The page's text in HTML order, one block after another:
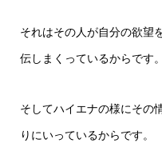
それはその人が自分の欲望
伝しまくっているからです。
そしてハイエナの様にその
りにいっているからです。